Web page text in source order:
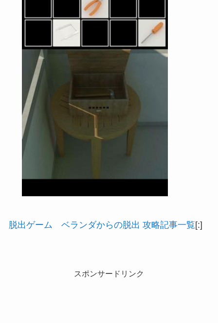
脱出ゲーム ベランダからの脱出 攻略記事一覧[:]
スポンサードリンク